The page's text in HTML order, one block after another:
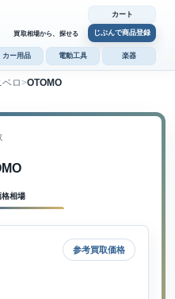
買取相場から、探せる
カート
じぶんで商品登録
カー用品 電動工具 楽器
ロ OTOMO
格相場
参考買取価格